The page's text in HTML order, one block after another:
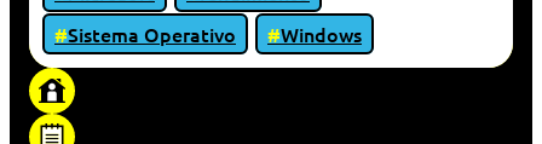
Sistema Operativo
Windows